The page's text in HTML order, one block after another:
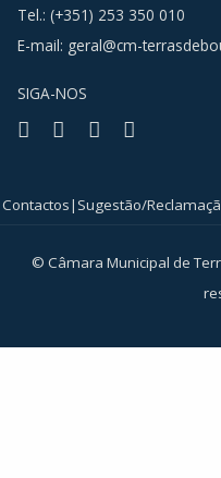
Tel.: (+351) 253 350 010
E-mail: geral@cm-
SIGA-NOS
© Câmara Municipal de
Contactos| Sugestão/